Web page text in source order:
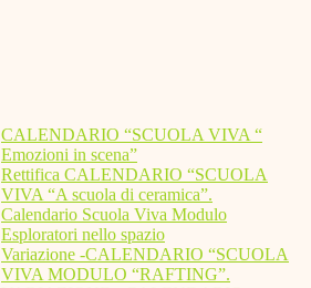
CALENDARIO “SCUOLA VIVA “
Emozioni in scena”
Rettifica CALENDARIO “SCUOLA
VIVA “A scuola di ceramica”.
Calendario Scuola Viva Modulo
Esploratori nello spazio
Variazione -CALENDARIO “SCUOLA
VIVA MODULO “RAFTING”.